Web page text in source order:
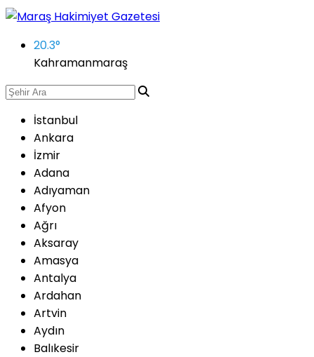
20.3°
Kahramanmaraş
İstanbul
Ankara
İzmir
Adana
Adıyaman
Afyon
Ağrı
Aksaray
Amasya
Antalya
Ardahan
Artvin
Aydın
Balıkesir